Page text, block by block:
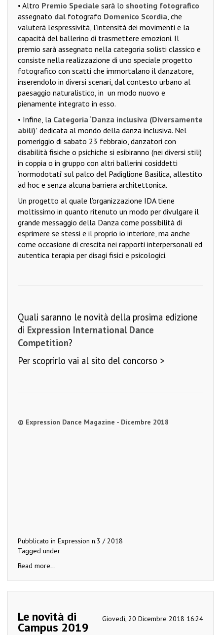
• Altro Premio Speciale sarà lo shooting fotografico
assegnato dal fotografo Domenico Scordia, che
valuterà l’espressività, l’intensità dei movimenti e la
capacità del ballerino di trasmettere emozioni. Il
premio sarà assegnato nella categoria solisti classico e
consiste nella realizzazione di uno speciale progetto
fotografico con scatti che immortalano il danzatore,
inserendolo in diversi scenari, dal contesto urbano al
paesaggio naturalistico, in un modo nuovo e
pienamente integrato in esso.
• Infine, la Categoria ‘Danza inclusiva (Diversamente
abili)’ dedicata al mondo della danza inclusiva. Nel
pomeriggio di sabato 23 febbraio, danzatori con
disabilità fisiche o psichiche si esibiranno (nei diversi stili)
in coppia o in gruppo con altri ballerini cosiddetti
‘normodotati’ sul palco del Padiglione Basilica, allestito
ad hoc e senza alcuna barriera architettonica.
Un progetto al quale l’organizzazione IDA tiene
moltissimo in quanto ritenuto un modo per divulgare il
grande messaggio della Danza come possibilità di
esprimere se stessi e il proprio io interiore, ma anche
come occasione di crescita nei rapporti interpersonali ed
autentica terapia per disagi fisici e psicologici.
Quali saranno le novità della prosima edizione
di Expression International Dance
Competition?
Per scoprirlo vai al sito del concorso >
© Expression Dance Magazine - Dicembre 2018
Pubblicato in Expression n.3 / 2018
Tagged under
Read more...
Giovedì, 20 Dicembre 2018 16:24
Le novità di
Campus 2019